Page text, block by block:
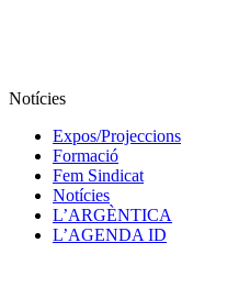
Notícies
Expos/Projeccions
Formació
Fem Sindicat
Notícies
L’ARGÈNTICA
L’AGENDA ID